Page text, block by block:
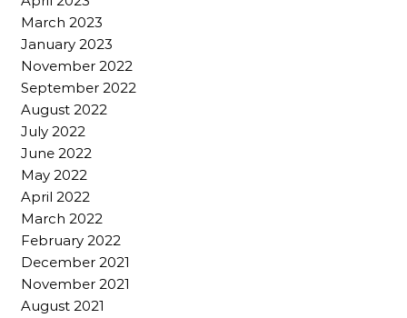
March 2023
January 2023
November 2022
September 2022
August 2022
July 2022
June 2022
May 2022
April 2022
March 2022
February 2022
December 2021
November 2021
August 2021